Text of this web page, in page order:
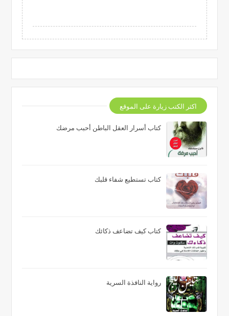
اكثر الكتب زيارة على الموقع
كتاب أسرار العقل الباطن أحبب مرضك
كتاب تستطيع شفاء قلبك
كتاب كيف تضاعف ذكائك
رواية النافذة السرية